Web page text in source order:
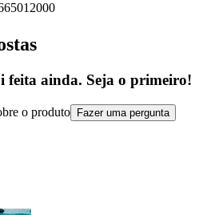
feita ainda. Seja o primeiro!
o produto Fazer uma pergunta